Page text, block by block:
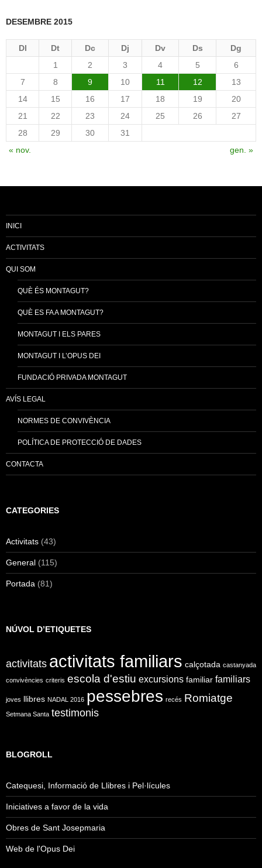
DESEMBRE 2015
Dl Dt Dc Dj Dv Ds
Dg
1
2 3 4 5
6
7
8 9 10 11 12
13
14
15 16 17 18 19
20
21
22 23 24 25 26
27
28
29 30
31
« nov.
gen. »
INICI
ACTIVITATS
QUI SOM
QUÈ ÉS MONTAGUT?
QUÈ ES FA A MONTAGUT?
MONTAGUT I ELS PARES
MONTAGUT I L’OPUS DEI
FUNDACIÓ PRIVADA MONTAGUT
AVÍS LEGAL
NORMES DE CONVIVÈNCIA
POLÍTICA DE PROTECCIÓ DE DADES
CONTACTA
CATEGORIES
Activitats (43)
General (115)
Portada (81)
NÚVOL D’ETIQUETES
activitats activitats familiars calçotada castanyada
convivències criteris escola d'estiu excursions familiar familiars
joves llibres NADAL 2016 pessebres recés Romiatge
Setmana Santa testimonis
BLOGROLL
Catequesi, Informació de Llibres i Pel·lícules
Iniciatives a favor de la vida
Obres de Sant Josepmaria
Web de l'Opus Dei